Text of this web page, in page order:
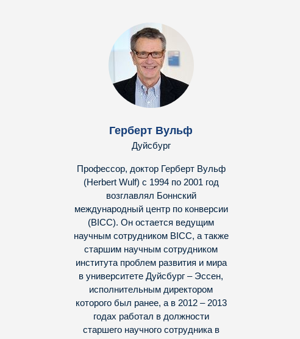
Герберт Вульф
Дуйсбург
Профессор, доктор Герберт Вульф
(Herbert Wulf) с 1994 по 2001 год
возглавлял Боннский
международный центр по конверсии
(BICC). Он остается ведущим
научным сотрудником BICC, а также
старшим научным сотрудником
института проблем развития и мира
в университете Дуйсбург – Эссен,
исполнительным директором
которого был ранее, а в 2012 – 2013
годах работал в должности
старшего научного сотрудника в